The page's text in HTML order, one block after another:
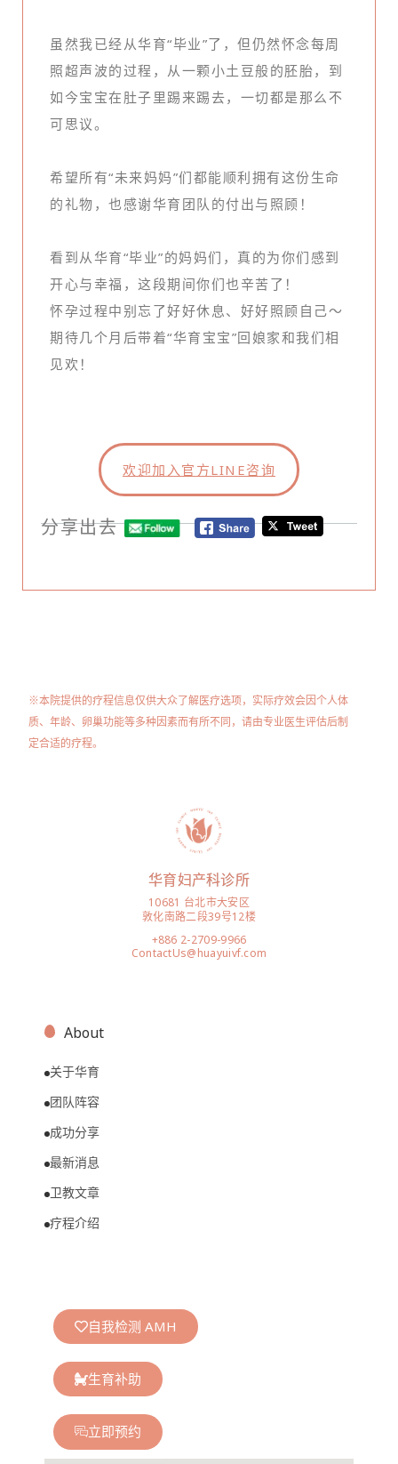
虽然我已经从华育“毕业”了，但仍然怀念每周
照超声波的过程，从一颗小土豆般的胚胎，到
如今宝宝在肚子里踢来踢去，一切都是那么不
可思议。
希望所有“未来妈妈”们都能顺利拥有这份生命
的礼物，也感谢华育团队的付出与照顾！
看到从华育“毕业”的妈妈们，真的为你们感到
开心与幸福，这段期间你们也辛苦了！
怀孕过程中别忘了好好休息、好好照顾自己～
期待几个月后带着“华育宝宝”回娘家和我们相
见欢！
欢迎加入官方LINE咨询
分享出去
※本院提供的疗程信息仅供大众了解医疗选项，实际疗效会因个人体
质、年龄、卵巢功能等多种因素而有所不同，请由专业医生评估后制
定合适的疗程。
华育妇产科诊所
10681 台北市大安区
敦化南路二段39号12楼
+886 2-2709-9966
ContactUs@huayuivf.com
About
关于华育
团队阵容
成功分享
最新消息
卫教文章
疗程介绍
自我检测 AMH
生育补助
立即预约